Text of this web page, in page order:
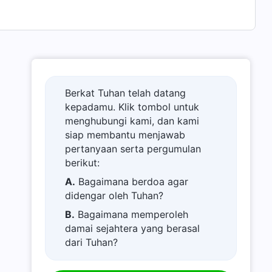
Berkat Tuhan telah datang
kepadamu. Klik tombol untuk
menghubungi kami, dan kami
siap membantu menjawab
pertanyaan serta pergumulan
berikut:
A. Bagaimana berdoa agar
didengar oleh Tuhan?
B. Bagaimana memperoleh
damai sejahtera yang berasal
dari Tuhan?